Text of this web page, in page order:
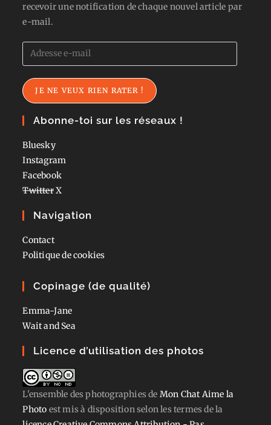
recevoir une notification de chaque nouvel article par
e-mail.
Adresse
e-
mail
JE NE VEUX RIEN RATER !
Abonne-toi sur les réseaux !
Bluesky
Instagram
Facebook
TwitterX
Navigation
Contact
Politique de cookies
Copinage (de qualité)
Emma-Jane
Wait and Sea
Licence d’utilisation des photos
L'ensemble des photographiesde Mon Chat Aime la
Photo est mis à disposition selon les termes de la